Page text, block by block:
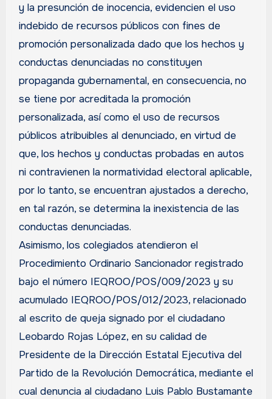
y la presunción de inocencia, evidencien el uso
indebido de recursos públicos con fines de
promoción personalizada dado que los hechos y
conductas denunciadas no constituyen
propaganda gubernamental, en consecuencia, no
se tiene por acreditada la promoción
personalizada, así como el uso de recursos
públicos atribuibles al denunciado, en virtud de
que, los hechos y conductas probadas en autos
ni contravienen la normatividad electoral aplicable,
por lo tanto, se encuentran ajustados a derecho,
en tal razón, se determina la inexistencia de las
conductas denunciadas.
Asimismo, los colegiados atendieron el
Procedimiento Ordinario Sancionador registrado
bajo el número IEQROO/POS/009/2023 y su
acumulado IEQROO/POS/012/2023, relacionado
al escrito de queja signado por el ciudadano
Leobardo Rojas López, en su calidad de
Presidente de la Dirección Estatal Ejecutiva del
Partido de la Revolución Democrática, mediante el
cual denuncia al ciudadano Luis Pablo Bustamante